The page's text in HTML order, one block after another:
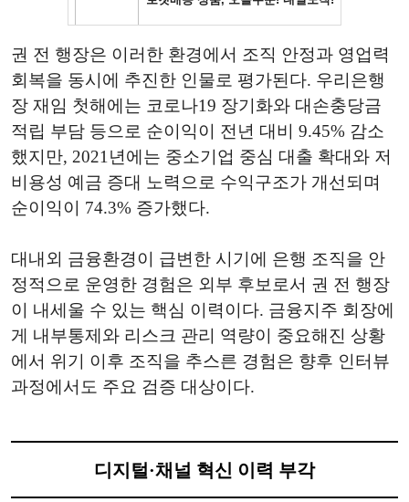
권 전 행장은 이러한 환경에서 조직 안정과 영업력
회복을 동시에 추진한 인물로 평가된다. 우리은행
장 재임 첫해에는 코로나19 장기화와 대손충당금
적립 부담 등으로 순이익이 전년 대비 9.45% 감소
했지만, 2021년에는 중소기업 중심 대출 확대와 저
비용성 예금 증대 노력으로 수익구조가 개선되며
순이익이 74.3% 증가했다.
대내외 금융환경이 급변한 시기에 은행 조직을 안
정적으로 운영한 경험은 외부 후보로서 권 전 행장
이 내세울 수 있는 핵심 이력이다. 금융지주 회장에
게 내부통제와 리스크 관리 역량이 중요해진 상황
에서 위기 이후 조직을 추스른 경험은 향후 인터뷰
과정에서도 주요 검증 대상이다.
디지털·채널 혁신 이력 부각